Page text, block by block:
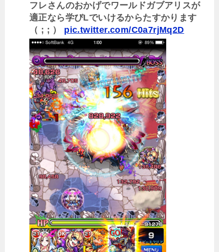
フレさんのおかげでワールドガブアリスが
適正なら学びLでいけるからたすかります
（ ; ; ） pic.twitter.com/C0a7rjMq2D